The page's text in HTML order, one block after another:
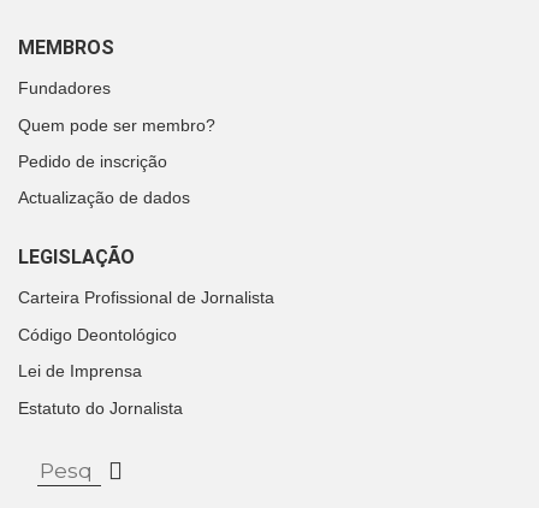
MEMBROS
Fundadores
Quem pode ser membro?
Pedido de inscrição
Actualização de dados
LEGISLAÇÃO
Carteira Profissional de Jornalista
Código Deontológico
Lei de Imprensa
Estatuto do Jornalista